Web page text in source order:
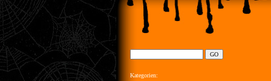
Kategorien: